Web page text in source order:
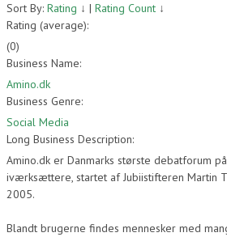
Sort By: Rating ↓ | Rating Count ↓
Rating (average):
(0)
Business Name:
Amino.dk
Business Genre:
Social Media
Long Business Description:
Amino.dk er Danmarks største debatforum
iværksættere, startet af Jubiistifteren Martin
2005.
Blandt brugerne findes mennesker med